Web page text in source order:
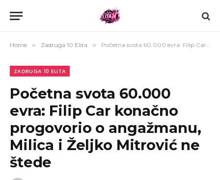
Home » Zadruga 10 Elita » Početna svota 60.000 evra: Filip Car konačno progovorio o angažmanu, Milica i Željko Mitrović ne štede
ZADRUGA 10 ELITA
Početna svota 60.000
evra: Filip Car konačno
progovorio o angažmanu,
Milica i Željko Mitrović ne
štede